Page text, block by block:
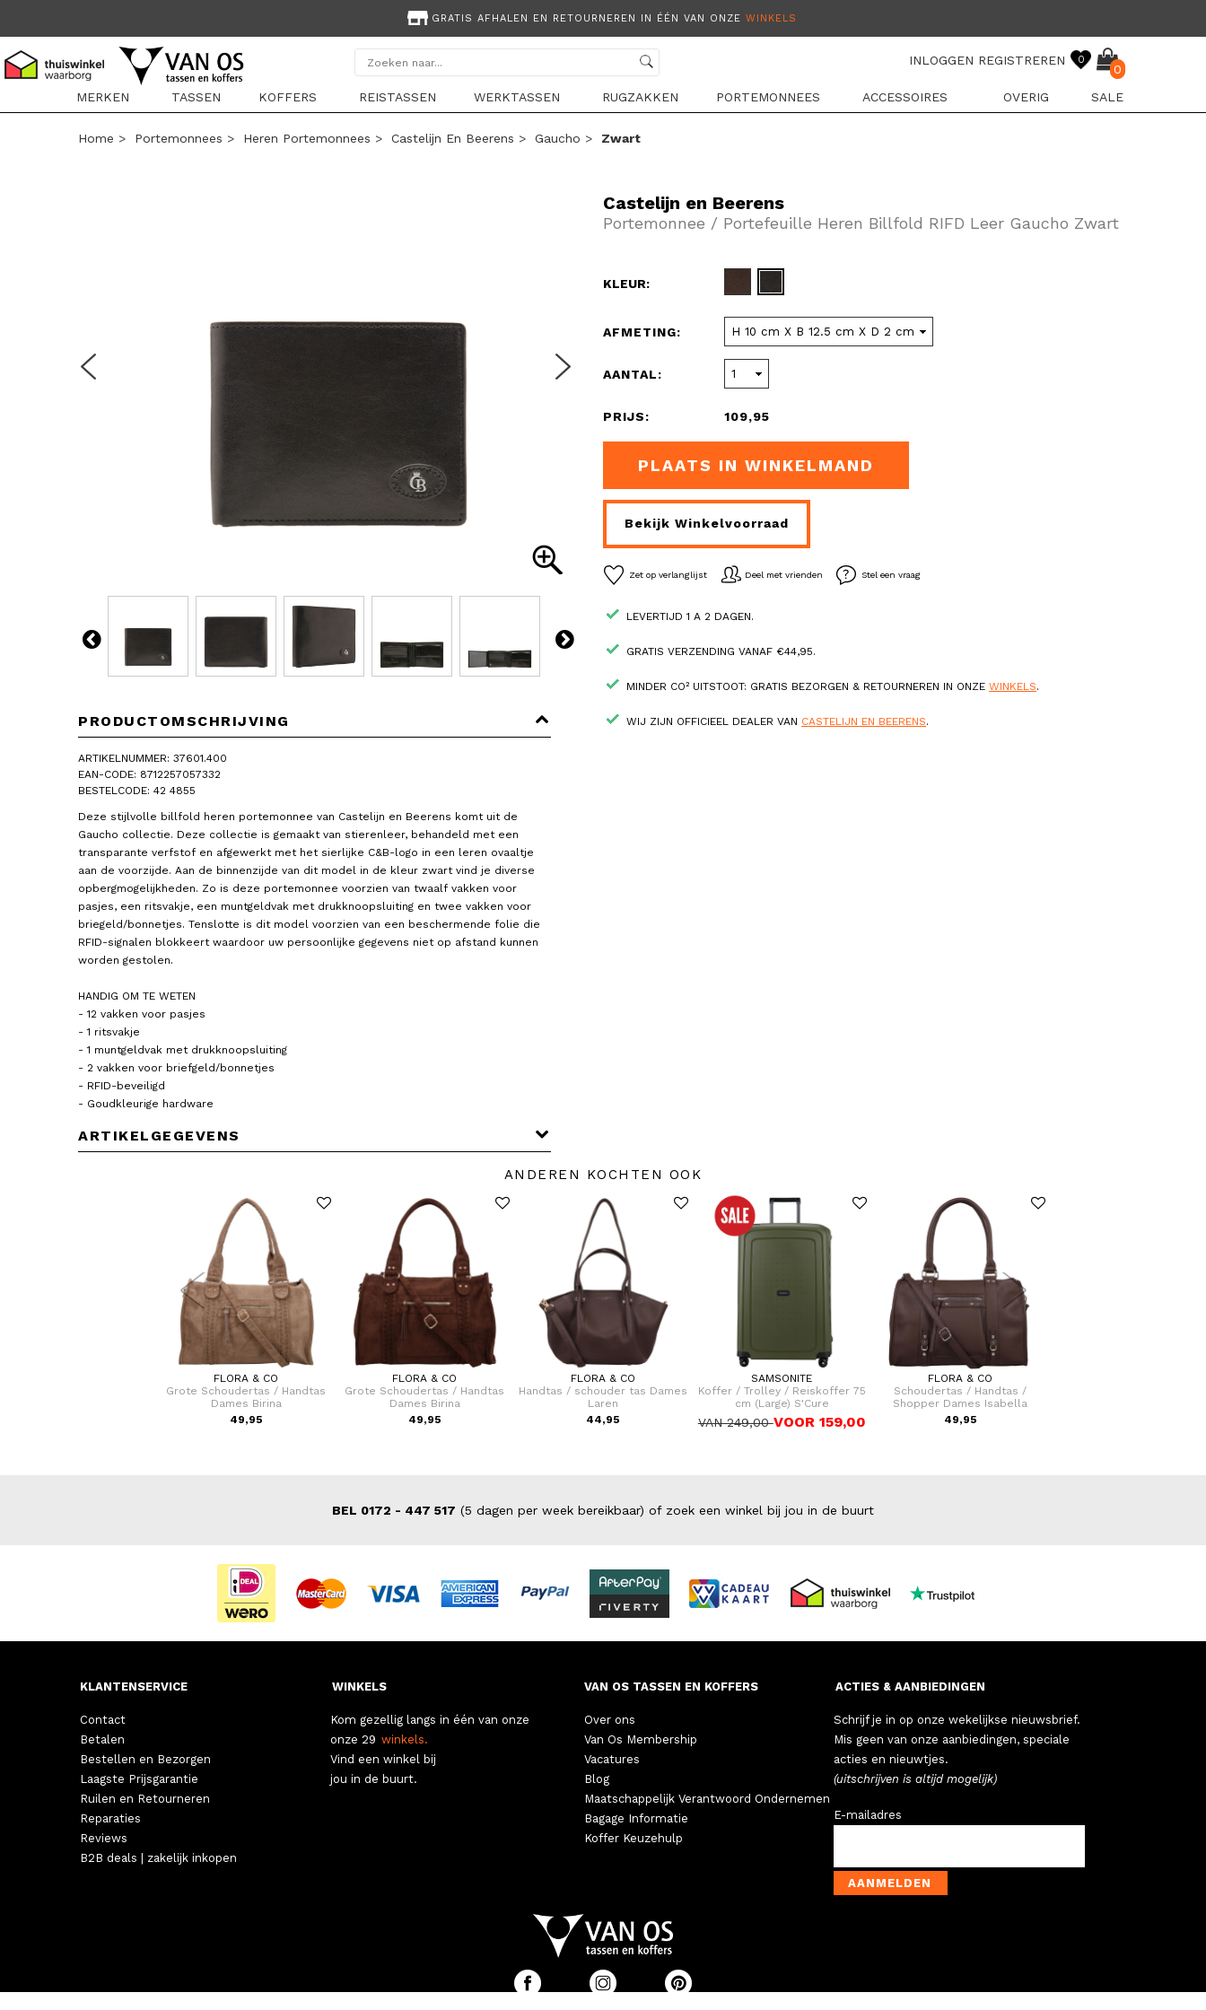
GRATIS AFHALEN EN RETOURNEREN IN ÉÉN VAN ONZE WINKELS
INLOGGEN REGISTREREN 0
0
MERKEN
TASSEN KOFFERS REISTASSEN WERKTASSEN RUGZAKKEN PORTEMONNEES ACCESSOIRES OVERIG SALE
Home > Portemonnees > Heren Portemonnees > Castelijn En Beerens > Gaucho > Zwart
PRODUCTOMSCHRIJVING
ARTIKELNUMMER: 37601.400
EAN-CODE: 8712257057332
BESTELCODE: 42 4855
Deze stijlvolle billfold heren portemonnee van Castelijn en Beerens komt uit de
Gaucho collectie. Deze collectie is gemaakt van stierenleer, behandeld met een
transparante verfstof en afgewerkt met het sierlijke C&B-logo in een leren ovaaltje
aan de voorzijde. Aan de binnenzijde van dit model in de kleur zwart vind je diverse
opbergmogelijkheden. Zo is deze portemonnee voorzien van twaalf vakken voor
pasjes, een ritsvakje, een muntgeldvak met drukknoopsluiting en twee vakken voor
briegeld/bonnetjes. Tenslotte is dit model voorzien van een beschermende folie die
RFID-signalen blokkeert waardoor uw persoonlijke gegevens niet op afstand kunnen
worden gestolen.
HANDIG OM TE WETEN
- 12 vakken voor pasjes
- 1 ritsvakje
- 1 muntgeldvak met drukknoopsluiting
- 2 vakken voor briefgeld/bonnetjes
- RFID-beveiligd
- Goudkleurige hardware
ARTIKELGEGEVENS
Castelijn en Beerens
Portemonnee / Portefeuille Heren Billfold RIFD Leer Gaucho Zwart
KLEUR:
AFMETING:
AANTAL:
PRIJS: 109,95
PLAATS IN WINKELMAND
Bekijk Winkelvoorraad
Zet op verlanglijst Deel met vrienden Stel een vraag
LEVERTIJD 1 A 2 DAGEN.
GRATIS VERZENDING VANAF €44,95.
MINDER CO² UITSTOOT: GRATIS BEZORGEN & RETOURNEREN IN ONZE WINKELS.
WIJ ZIJN OFFICIEEL DEALER VAN CASTELIJN EN BEERENS.
ANDEREN KOCHTEN OOK
FLORA & CO
Grote Schoudertas / Handtas
Dames Birina
49,95
FLORA & CO
Grote Schoudertas / Handtas
Dames Birina
49,95
FLORA & CO
Handtas / schouder tas Dames
Laren
44,95
SAMSONITE
Koffer / Trolley / Reiskoffer 75
cm (Large) S'Cure
VAN 249,00VOOR 159,00
FLORA & CO
Schoudertas / Handtas /
Shopper Dames Isabella
49,95
BEL 0172 - 447 517 (5 dagen per week bereikbaar) of zoek een winkel bij jou in de buurt
KLANTENSERVICE
Contact
Betalen
Bestellen en Bezorgen
Laagste Prijsgarantie
Ruilen en Retourneren
Reparaties
Reviews
B2B deals | zakelijk inkopen
WINKELS
Kom gezellig langs in één van onze
onze 29 winkels.
Vind een winkel bij
jou in de buurt.
VAN OS TASSEN EN KOFFERS
Over ons
Van Os Membership
Vacatures
Blog
Maatschappelijk Verantwoord Ondernemen
Bagage Informatie
Koffer Keuzehulp
ACTIES & AANBIEDINGEN
Schrijf je in op onze wekelijkse nieuwsbrief.
Mis geen van onze aanbiedingen, speciale
acties en nieuwtjes.
(uitschrijven is altijd mogelijk)
E-mailadres
AANMELDEN